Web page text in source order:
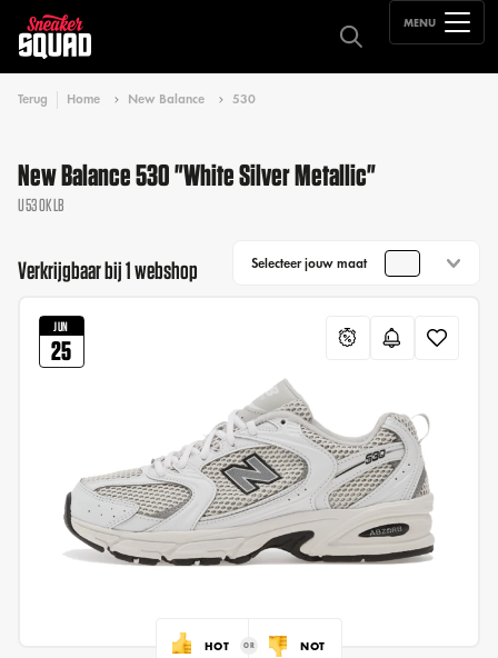
MENU
Terug Home New Balance 530
New Balance 530 "White Silver Metallic"
U530KLB
Verkrijgbaar bij 1 webshop Selecteer jouw maat
JUN
25
HOT NOT